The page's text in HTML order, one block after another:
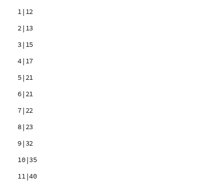
1|12
2|13
3|15
4|17
5|21
6|21
7|22
8|23
9|32
10|35
11|40